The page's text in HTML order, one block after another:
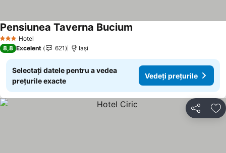
3 SteleHotel
Pensiunea Taverna Bucium
8,8 Excelent 621 Iaşi
Selectați datele pentru a vedea
prețurile exacte
Vedeți prețurile
Distribuiți